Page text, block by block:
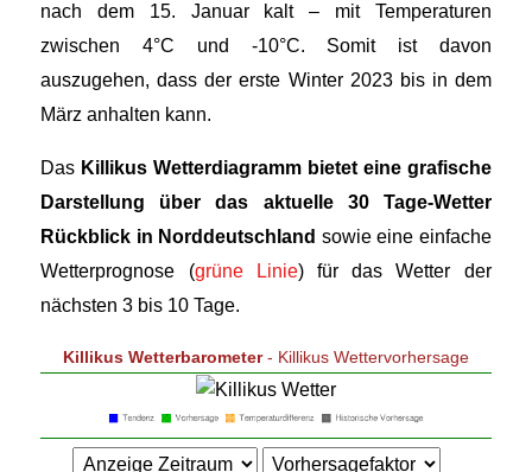
nach dem 15. Januar kalt – mit Temperaturen
zwischen 4°C und -10°C. Somit ist davon
auszugehen, dass der erste Winter 2023 bis in dem
März anhalten kann.
Das Killikus Wetterdiagramm bietet eine grafische
Darstellung über das aktuelle 30 Tage-Wetter
Rückblick in Norddeutschland sowie eine einfache
Wetterprognose (grüne Linie) für das Wetter der
nächsten 3 bis 10 Tage.
Killikus Wetterbarometer- Killikus Wettervorhersage